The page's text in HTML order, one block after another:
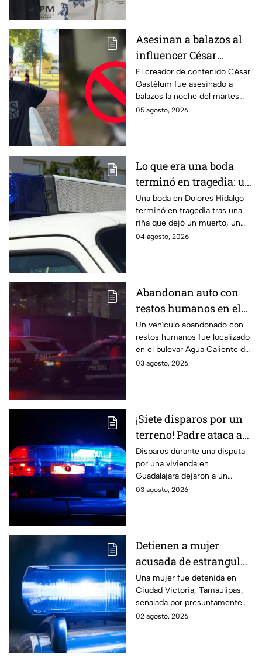
Asesinan a balazos al
influencer César
Gastélum durante
transmisión en vivo en
Culiacán
El creador de contenido César
Gastélum fue asesinado a
balazos la noche del martes
mientras transmitía en vivo
05 agosto, 2026
Lo que era una boda
terminó en tragedia: un
muerto y el novio huyó
tras la agresión
Una boda en Dolores Hidalgo
terminó en tragedia tras una
riña que dejó un muerto, un
herido y al novio prófugo por
04 agosto, 2026
Abandonan auto con
restos humanos en el
bulevar Agua Caliente
de Tijuana
Un vehículo abandonado con
restos humanos fue localizado
en el bulevar Agua Caliente de
Tijuana. Fiscalía ya investiga el
03 agosto, 2026
¡Siete disparos por un
terreno! Padre ataca a
balazos a su propio hijo
Disparos durante una disputa
por una vivienda en
Guadalajara dejaron a un
hombre gravemente herido. Su
03 agosto, 2026
Detienen a mujer
acusada de estrangular
y quitarle la vida a su
esposo tras una pelea
Una mujer fue detenida en
Ciudad Victoria, Tamaulipas,
señalada por presuntamente
estrangular a su esposo tras
02 agosto, 2026